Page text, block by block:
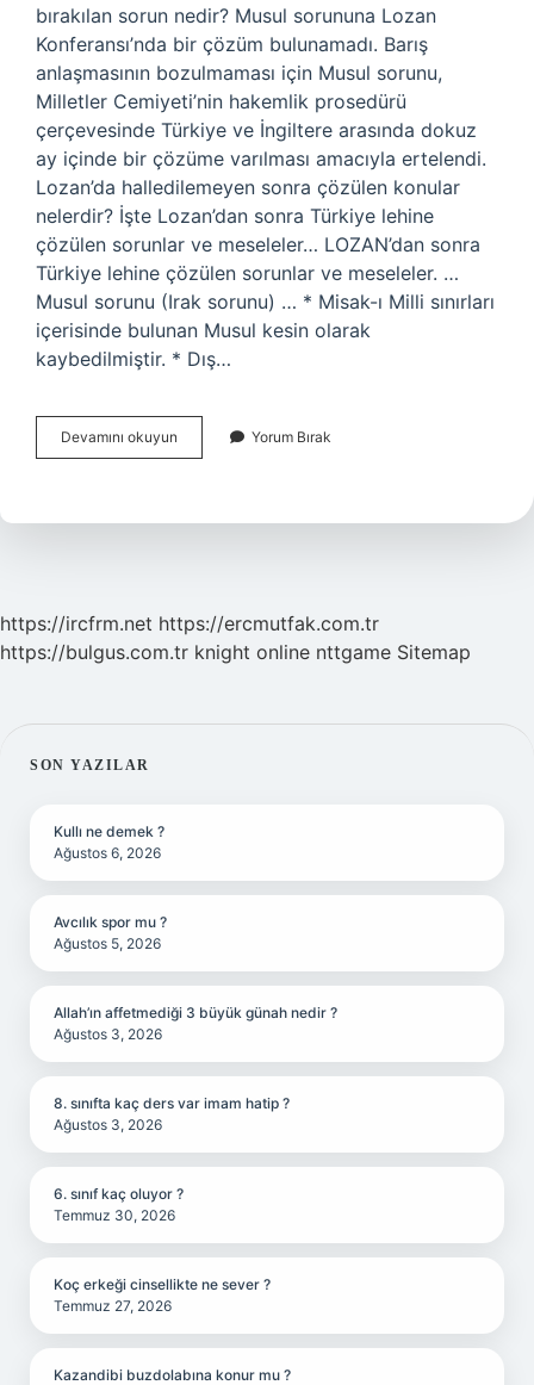
bırakılan sorun nedir? Musul sorununa Lozan
Konferansı’nda bir çözüm bulunamadı. Barış
anlaşmasının bozulmaması için Musul sorunu,
Milletler Cemiyeti’nin hakemlik prosedürü
çerçevesinde Türkiye ve İngiltere arasında dokuz
ay içinde bir çözüme varılması amacıyla ertelendi.
Lozan’da halledilemeyen sonra çözülen konular
nelerdir? İşte Lozan’dan sonra Türkiye lehine
çözülen sorunlar ve meseleler… LOZAN’dan sonra
Türkiye lehine çözülen sorunlar ve meseleler. …
Musul sorunu (Irak sorunu) … * Misak-ı Milli sınırları
içerisinde bulunan Musul kesin olarak
kaybedilmiştir. * Dış…
Devamını okuyun Lozanda
Çözülemeyen
Sorun
Yorum Bırak
https://ircfrm.net https://ercmutfak.com.tr
https://bulgus.com.tr knight online nttgame Sitemap
SIDEBAR
SON YAZILAR
Kullı ne demek ?
Ağustos 6, 2026
Avcılık spor mu ?
Ağustos 5, 2026
Allah’ın affetmediği 3 büyük günah nedir ?
Ağustos 3, 2026
8. sınıfta kaç ders var imam hatip ?
Ağustos 3, 2026
6. sınıf kaç oluyor ?
Temmuz 30, 2026
Koç erkeği cinsellikte ne sever ?
Temmuz 27, 2026
Kazandibi buzdolabına konur mu ?